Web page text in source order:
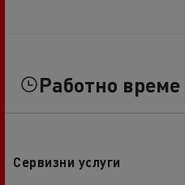
Работно време
Сервизни услуги